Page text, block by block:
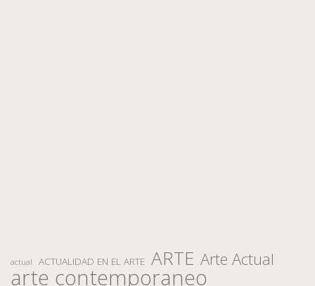
actual ACTUALIDAD EN EL ARTE ARTE Arte Actual
arte contemporaneo